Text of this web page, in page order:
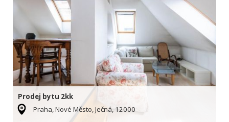
Prodej bytu 2kk
Praha, Nové Město, Ječná, 12000